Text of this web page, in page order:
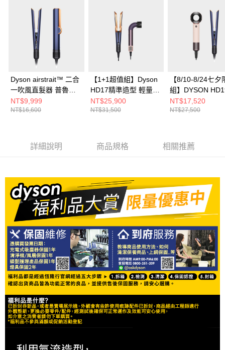
Dyson airstrait™ 二合
一吹風直髮器 普魯士
藍
NT$9,999
NT$16,600
【1+1超值組】Dyson
HD17精準造型 輕量吹
風機 雲霧紫+HT01 二
合一吹風直髮器 普魯
NT$25,900
NT$31,500
【8/10-8/24七夕
組】DYSON
Supersonic
行吹風機 (粉霧玫
NT$17,520
NT$27,500
詳細說明 商品規格 相關推薦